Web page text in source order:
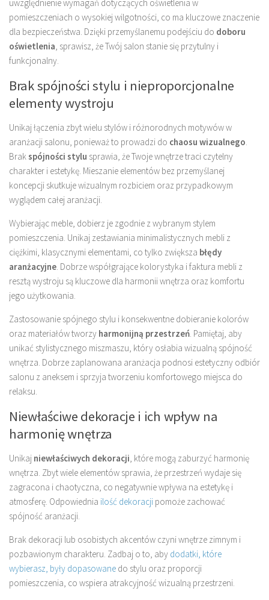
uwzględnienie wymagań dotyczących oświetlenia w
pomieszczeniach o wysokiej wilgotności, co ma kluczowe znaczenie
dla bezpieczeństwa. Dzięki przemyślanemu podejściu do doboru
oświetlenia, sprawisz, że Twój salon stanie się przytulny i
funkcjonalny.
Brak spójności stylu i nieproporcjonalne
elementy wystroju
Unikaj łączenia zbyt wielu stylów i różnorodnych motywów w
aranżacji salonu, ponieważ to prowadzi do chaosu wizualnego.
Brakspójności stylu sprawia, że Twoje wnętrze traci czytelny
charakter i estetykę. Mieszanie elementów bez przemyślanej
koncepcji skutkuje wizualnym rozbiciem oraz przypadkowym
wyglądem całej aranżacji.
Wybierając meble, dobierz je zgodnie z wybranym stylem
pomieszczenia. Unikaj zestawiania minimalistycznych mebli z
ciężkimi, klasycznymi elementami, co tylko zwiększa błędy
aranżacyjne. Dobrze współgrające kolorystyka i faktura mebli z
resztą wystroju są kluczowe dla harmonii wnętrza oraz komfortu
jego użytkowania.
Zastosowanie spójnego stylu i konsekwentne dobieranie kolorów
oraz materiałów tworzy harmonijną przestrzeń. Pamiętaj, aby
unikać stylistycznego miszmaszu, który osłabia wizualną spójność
wnętrza. Dobrze zaplanowana aranżacja podnosi estetyczny odbiór
salonu z aneksem i sprzyja tworzeniu komfortowego miejsca do
relaksu.
Niewłaściwe dekoracje i ich wpływ na
harmonię wnętrza
Unikaj niewłaściwych dekoracji, które mogą zaburzyć harmonię
wnętrza. Zbyt wiele elementów sprawia, że przestrzeń wydaje się
zagracona i chaotyczna, co negatywnie wpływa na estetykę i
atmosferę. Odpowiednia ilość dekoracji pomoże zachować
spójność aranżacji.
Brak dekoracji lub osobistych akcentów czyni wnętrze zimnym i
pozbawionym charakteru. Zadbaj o to, aby dodatki, które
wybierasz, były dopasowane do stylu oraz proporcji
pomieszczenia, co wspiera atrakcyjność wizualną przestrzeni.